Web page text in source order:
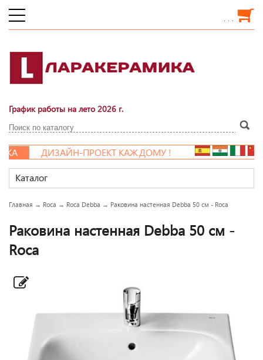
. . .
График работы на лето 2026 г.
ДИЗАЙН-ПРОЕКТ КАЖДОМУ !
Каталог
Главная → Roca → Roca Debba → Раковина настенная Debba 50 см - Roca
Раковина настенная Debba 50 см -
Roca